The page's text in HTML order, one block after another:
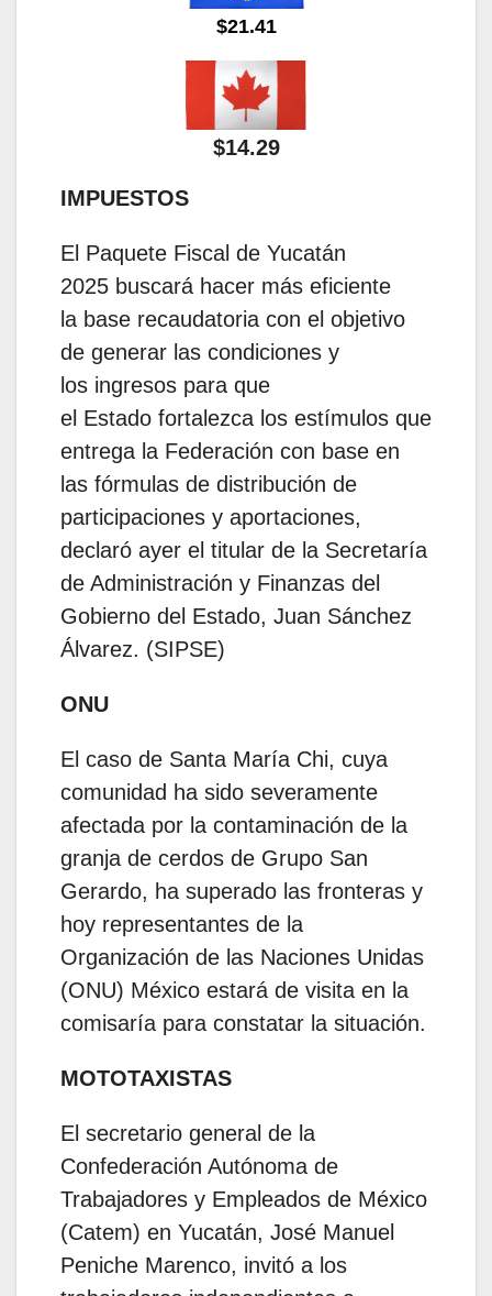
$21.41
$14.29
IMPUESTOS
El Paquete Fiscal de Yucatán
2025 buscará hacer más eficiente
la base recaudatoria con el objetivo
de generar las condiciones y
los ingresos para que
el Estado fortalezca los estímulos que
entrega la Federación con base en
las fórmulas de distribución de
participaciones y aportaciones,
declaró ayer el titular de la Secretaría
de Administración y Finanzas del
Gobierno del Estado, Juan Sánchez
Álvarez. (SIPSE)
ONU
El caso de Santa María Chi, cuya
comunidad ha sido severamente
afectada por la contaminación de la
granja de cerdos de Grupo San
Gerardo, ha superado las fronteras y
hoy representantes de la
Organización de las Naciones Unidas
(ONU) México estará de visita en la
comisaría para constatar la situación.
MOTOTAXISTAS
El secretario general de la
Confederación Autónoma de
Trabajadores y Empleados de México
(Catem) en Yucatán, José Manuel
Peniche Marenco, invitó a los